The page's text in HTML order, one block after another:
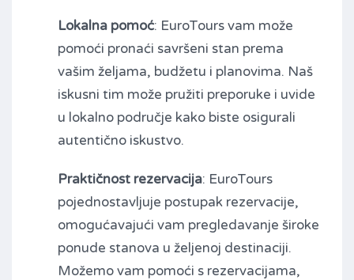
Lokalna pomoć: EuroTours vam može
pomoći pronaći savršeni stan prema
vašim željama, budžetu i planovima. Naš
iskusni tim može pružiti preporuke i uvide
u lokalno područje kako biste osigurali
autentično iskustvo.
Praktičnost rezervacija: EuroTours
pojednostavljuje postupak rezervacije,
omogućavajući vam pregledavanje široke
ponude stanova u željenoj destinaciji.
Možemo vam pomoći s rezervacijama,